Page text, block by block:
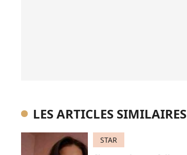
LES ARTICLES SIMILAIRES
STAR